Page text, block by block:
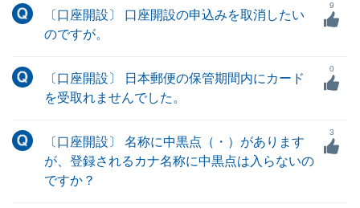
〔口座開設〕 口座開設の申込みを取消したい
のですが。
9
〔口座開設〕 日本郵便の保管期間内にカード
を受取れませんでした。
0
〔口座開設〕 名称に中黒点（・）があります
が、登録されるカナ名称に中黒点は入らないの
ですか？
3